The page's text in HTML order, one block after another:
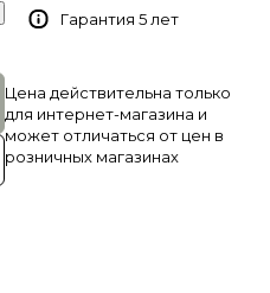
Гарантия 5 лет
Цена действительна только
для интернет-магазина и
может отличаться от цен в
розничных магазинах